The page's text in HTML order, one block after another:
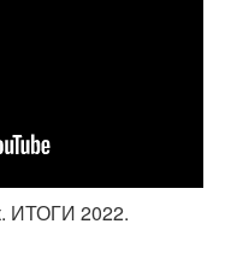
ИТОГИ 2022.